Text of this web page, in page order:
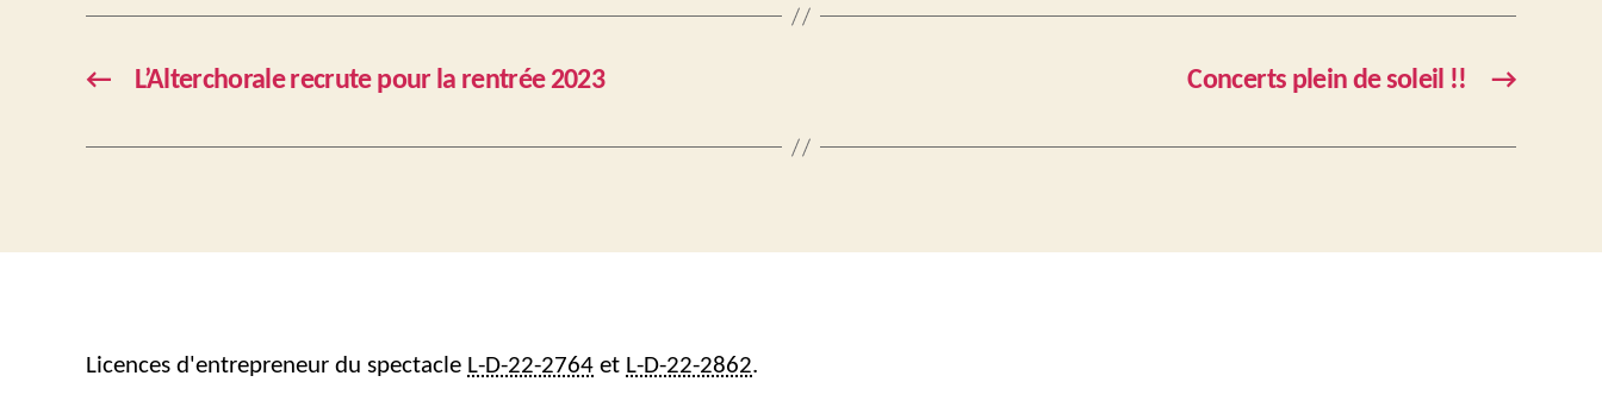
← L’Alterchorale recrute pour la rentrée 2023 →
Concerts plein de soleil !!
Licences d'entrepreneur du spectacle L-D-22-2764 et L-D-22-2862.